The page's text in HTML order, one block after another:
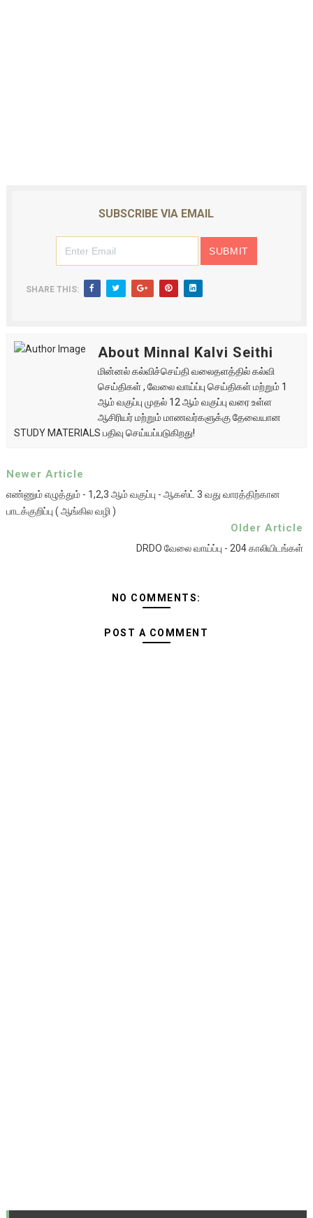
SUBSCRIBE VIA EMAIL
SHARE THIS:
About Minnal Kalvi Seithi
மின்னல் கல்விச்செய்தி வலைதளத்தில் கல்வி
செய்திகள் , வேலை வாய்ப்பு செய்திகள் மற்றும் 1
ஆம் வகுப்பு முதல் 12 ஆம் வகுப்பு வரை உள்ள
ஆசிரியர் மற்றும் மாணவர்களுக்கு தேவையான
STUDY MATERIALS பதிவு செய்யப்படுகிறது!
Newer Article
எண்ணும் எழுத்தும் - 1,2,3 ஆம் வகுப்பு - ஆகஸ்ட் 3 வது வாரத்திற்கான
பாடக்குறிப்பு ( ஆங்கில வழி )
Older Article
DRDO வேலை வாய்ப்பு - 204 காலியிடங்கள்
NO COMMENTS:
POST A COMMENT